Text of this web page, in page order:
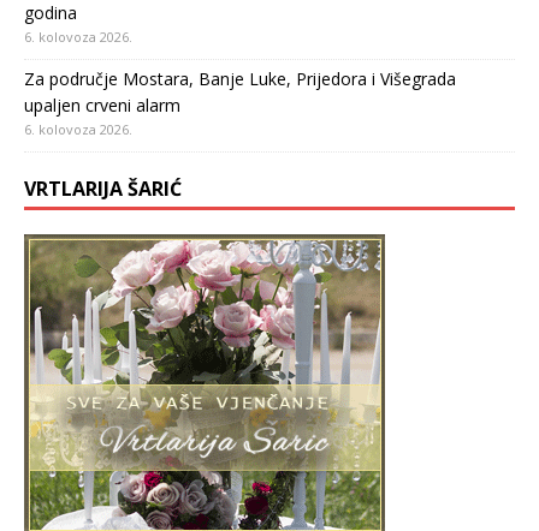
godina
6. kolovoza 2026.
Za područje Mostara, Banje Luke, Prijedora i Višegrada
upaljen crveni alarm
6. kolovoza 2026.
VRTLARIJA ŠARIĆ